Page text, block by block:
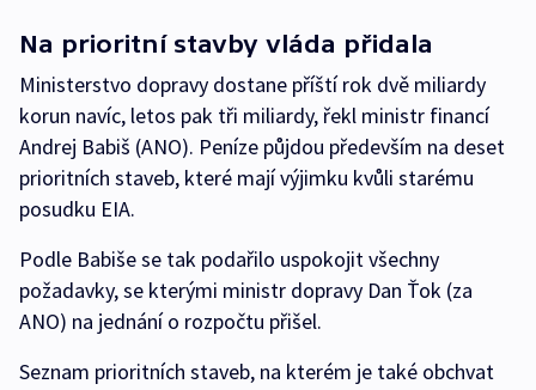
Na prioritní stavby vláda přidala
Ministerstvo dopravy dostane příští rok dvě miliardy
korun navíc, letos pak tři miliardy, řekl ministr financí
Andrej Babiš (ANO). Peníze půjdou především na deset
prioritních staveb, které mají výjimku kvůli starému
posudku EIA.
Podle Babiše se tak podařilo uspokojit všechny
požadavky, se kterými ministr dopravy Dan Ťok (za
ANO) na jednání o rozpočtu přišel.
Seznam prioritních staveb, na kterém je také obchvat